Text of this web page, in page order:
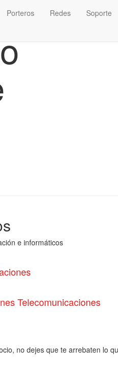
Porteros Redes Soporte
e informáticos
Telecomunicaciones
no dejes que te arrebaten lo